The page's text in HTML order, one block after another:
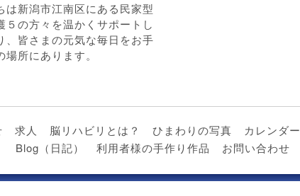
新潟市江南区にある民家型
の方々を温かくサポートし
、皆さまの元気な毎日をお手
所にあります。
求人 脳リハビリとは？ ひまわりの写真 カレンダー
Blog（日記）
利用者様の手作り作品 お問い合わせ